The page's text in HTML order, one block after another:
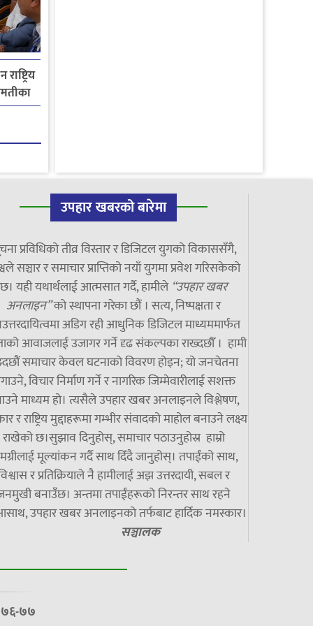
उपहार खबरको बारेमा
प्रविधिको तीव्र विस्तार र डिजिटल युगको विकाससँगै,
सञ्चार र समाचार प्राप्तिको नयाँ युगमा प्रवेश गरिसकेको
छ। यही यथार्थलाई आत्मसात गर्दै, हामीले “उपहार खबर
अनलाइन”को स्थापना गरेका छौं । सत्य, निष्पक्षता र
अडिग रही आधुनिक डिजिटल माध्यममार्फत
आवाजलाई उजागर गर्ने दृढ संकल्पका राख्दछौँ । हामी
समाचार केवल घटनाको विवरण होइन; यो जनचेतना
विचार निर्माण गर्ने र नागरिक जिम्मेवारीलाई सशक्त
माध्यम हो। त्यसैले उपहार खबर अनलाइनले विश्लेषण,
र राष्ट्रिय मुद्दाहरूमा गम्भीर संवादको माहोल बनाउने लक्ष्य
राखेको छ।सुझाव दिनुहोस्, समाचार पठाउनुहोस्र हाम्रो
मूल्यांकन गर्दै साथ दिँदै जानुहोस्। तपाईंको साथ,
र प्रतिक्रियाले नै हामीलाई अझ उत्तरदायी, सबल र
बनाउँछ। अन्तमा तपाईंहरूको निरन्तर साथ रहने
उपहार खबर अनलाइनको तर्फबाट हार्दिक नमस्कार।
सञ्चालक
७७